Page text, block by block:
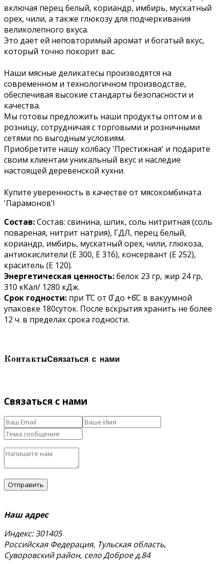
включая перец белый, кориандр, имбирь, мускатный
орех, чили, а также глюкозу для подчеркивания
великолепного вкуса.
Это дает ей неповторимый аромат и богатый вкус,
который точно покорит вас.
Наши мясные деликатесы производятся на
современном и технологичном производстве,
обеспечивая высокие стандарты безопасности и
качества.
Мы готовы предложить наши продукты оптом и в
розницу, сотрудничая с торговыми и розничными
сетями по выгодным условиям.
Приобретите нашу колбасу 'Престижная' и подарите
своим клиентам уникальный вкус и наследие
настоящей деревенской кухни.
Купите уверенность в качестве от мясокомбината
'Парамонов'!
Состав:Cостав: свинина, шпик, соль нитритная (соль
повареная, нитрит натрия), ГДЛ, перец белый,
кориандр, имбирь, мускатный орех, чили, глюкоза,
антиокислители (Е 300, Е 316), консервант (Е 252),
краситель (Е 120).
Энергетическая ценность:белок 23 гр, жир 24 гр,
310 кКал/ 1280 кДж.
Срок годности: при Т̊С от 0̊ до +6̊С в вакуумной
упаковке 180суток. После вскрытия хранить не более
12 ч. в пределах срока годности.
КонтактыСвязаться с нами
Связаться с нами
Наш адрес
Индекс: 301405
Российская Федерация, Тульская область,
Суворовский район, село Доброе д.84